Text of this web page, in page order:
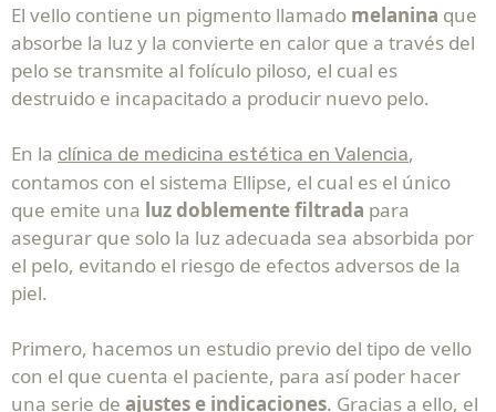
El vello contiene un pigmento llamado melanina que
absorbe la luz y la convierte en calor que a través del
pelo se transmite al folículo piloso, el cual es
destruido e incapacitado a producir nuevo pelo.
En la clínica de medicina estética en Valencia,
contamos con el sistema Ellipse, el cual es el único
que emite una luz doblemente filtrada para
asegurar que solo la luz adecuada sea absorbida por
el pelo, evitando el riesgo de efectos adversos de la
piel.
Primero, hacemos un estudio previo del tipo de vello
con el que cuenta el paciente, para así poder hacer
una serie de ajustes e indicaciones. Gracias a ello, el